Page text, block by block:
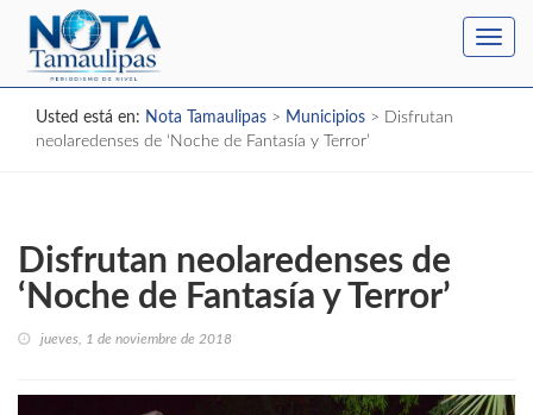
Usted está en: Nota Tamaulipas > Municipios > Disfrutan
neolaredenses de ‘Noche de Fantasía y Terror’
Disfrutan neolaredenses de
‘Noche de Fantasía y Terror’
jueves, 1 de noviembre de 2018